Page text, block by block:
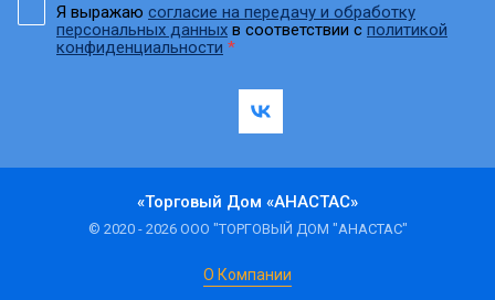
Я выражаю согласие на передачу и обработку
персональных данных в соответствии с политикой
конфиденциальности *
«Торговый Дом «АНАСТАС»
© 2020 - 2026 ООО "ТОРГОВЫЙ ДОМ "АНАСТАС"
О Компании